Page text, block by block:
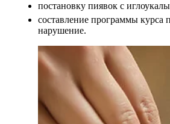
постановку пиявок с
составление программы курса
нарушение.